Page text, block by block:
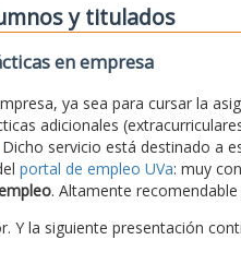
y titulados
en empresa
ya sea para cursar la
adicionales
Dicho servicio está destinado a
portal de empleo UVa: muy
. Altamente
Y la siguiente presentación